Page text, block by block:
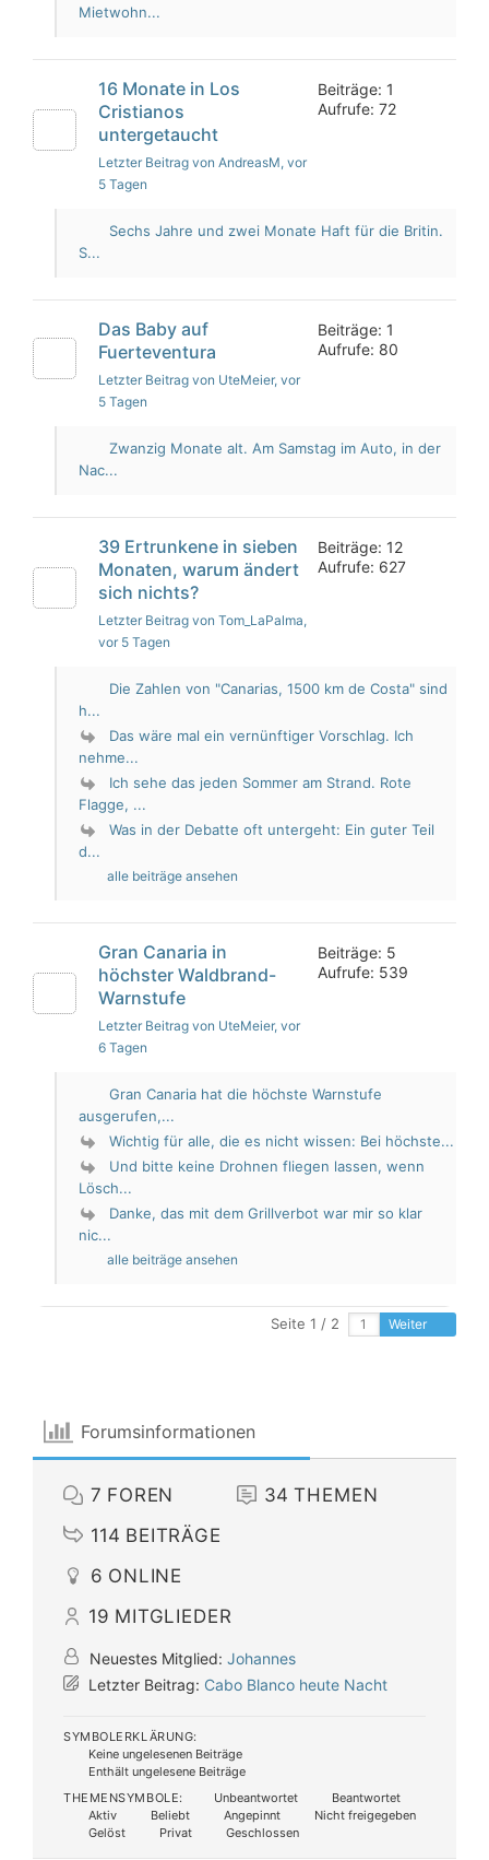
Mietwohn...
16 Monate in Los
Cristianos
untergetaucht
Letzter Beitrag von AndreasM, vor
5 Tagen
Beiträge: 1
Aufrufe: 72
Sechs Jahre und zwei Monate Haft für die Britin.
S...
Das Baby auf
Fuerteventura
Letzter Beitrag von UteMeier, vor
5 Tagen
Beiträge: 1
Aufrufe: 80
Zwanzig Monate alt. Am Samstag im Auto, in der
Nac...
39 Ertrunkene in sieben
Monaten, warum ändert
sich nichts?
Letzter Beitrag von Tom_LaPalma,
vor 5 Tagen
Beiträge: 12
Aufrufe: 627
Die Zahlen von "Canarias, 1500 km de Costa" sind
h...
Das wäre mal ein vernünftiger Vorschlag. Ich
nehme...
Ich sehe das jeden Sommer am Strand. Rote
Flagge, ...
Was in der Debatte oft untergeht: Ein guter Teil
d...
alle beiträge ansehen
Gran Canaria in
höchster Waldbrand-
Warnstufe
Letzter Beitrag von UteMeier, vor
6 Tagen
Beiträge: 5
Aufrufe: 539
Gran Canaria hat die höchste Warnstufe
ausgerufen,...
Wichtig für alle, die es nicht wissen: Bei höchste...
Und bitte keine Drohnen fliegen lassen, wenn
Lösch...
Danke, das mit dem Grillverbot war mir so klar
nic...
alle beiträge ansehen
Seite 1 / 2 Weiter
Forumsinformationen
7 FOREN 34 THEMEN
114 BEITRÄGE
6 ONLINE
19 MITGLIEDER
Neuestes Mitglied: Johannes
Letzter Beitrag: Cabo Blanco heute Nacht
SYMBOLERKLÄRUNG:
Keine ungelesenen Beiträge
Enthält ungelesene Beiträge
THEMENSYMBOLE:
Unbeantwortet
Beantwortet
Aktiv
Beliebt Angepinnt
Nicht freigegeben
Gelöst
Privat Geschlossen